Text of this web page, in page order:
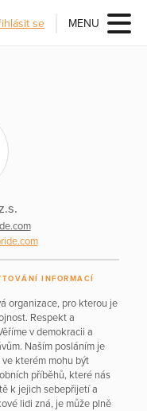
se MENU
INFORMACÍ
organizace, pro kterou je
Respekt a
v demokracii a
Naším posláním je
kterém mohu být
příběhů, které nás
k jejich sebepřijetí a
lidi zná, je může plně